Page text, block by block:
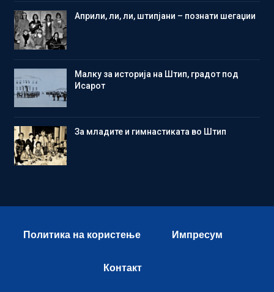
Aприли, ли, ли, штипјани – познати шегаџии
Малку за историја на Штип, градот под
Исарот
Зa младите и гимнастиката во Штип
Политика на користење Импресум
Контакт